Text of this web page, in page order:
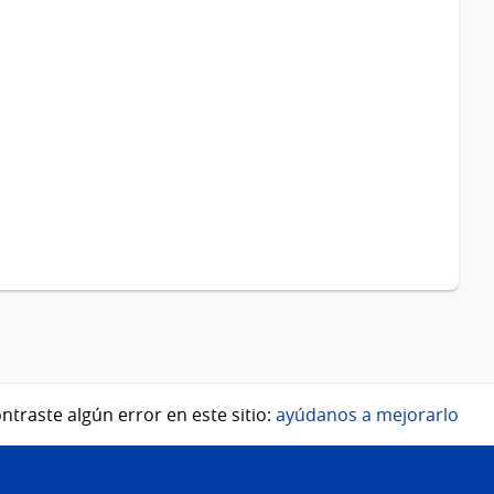
algún error en este sitio: ayúdanos a mejorarlo